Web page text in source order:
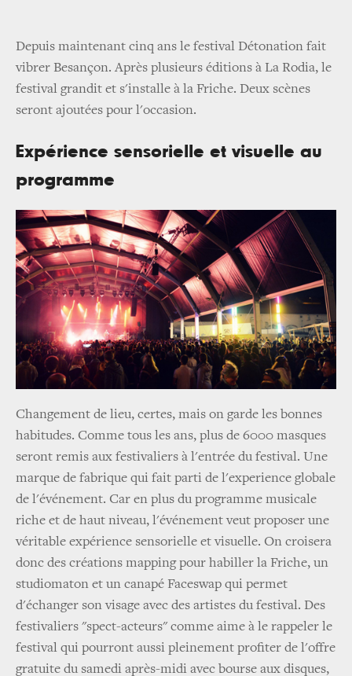
Depuis maintenant cinq ans le festival Détonation fait
vibrer Besançon. Après plusieurs éditions à La Rodia, le
festival grandit et s'installe à la Friche. Deux scènes
seront ajoutées pour l'occasion.
Expérience sensorielle et visuelle au
programme
Changement de lieu, certes, mais on garde les bonnes
habitudes. Comme tous les ans, plus de 6000 masques
seront remis aux festivaliers à l'entrée du festival. Une
marque de fabrique qui fait parti de l'experience globale
de l'événement. Car en plus du programme musicale
riche et de haut niveau, l'événement veut proposer une
véritable expérience sensorielle et visuelle. On croisera
donc des créations mapping pour habiller la Friche, un
studiomaton et un canapé Faceswap qui permet
d'échanger son visage avec des artistes du festival. Des
festivaliers "spect-acteurs" comme aime à le rappeler le
festival qui pourront aussi pleinement profiter de l'offre
gratuite du samedi après-midi avec bourse aux disques,